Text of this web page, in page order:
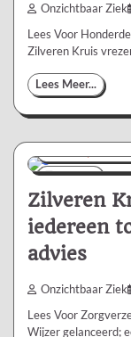
Onzichtbaar Ziek
Lees Voor
Zilveren Kruis
Lees Meer...
1 min 0
Zilveren
iedereen
advies
Onzichtbaar Ziek
Lees Voor
Wijzer gelanceerd;